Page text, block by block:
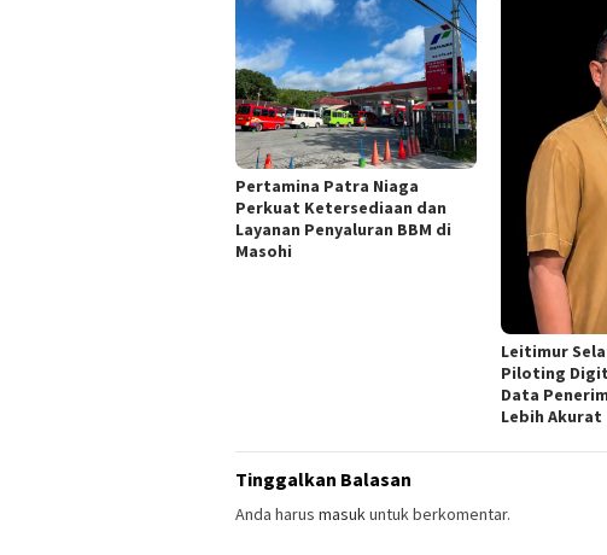
Pertamina Patra Niaga
Perkuat Ketersediaan dan
Layanan Penyaluran BBM di
Masohi
Leitimur
Piloting
Data
Lebih Akurat
Tinggalkan Balasan
Anda harus masukuntuk berkomentar.